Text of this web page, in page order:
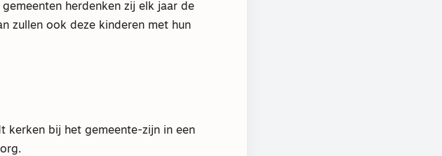
herdenken zij elk jaar de
zullen ook deze kinderen met hun
kerken bij het gemeente-zijn in een